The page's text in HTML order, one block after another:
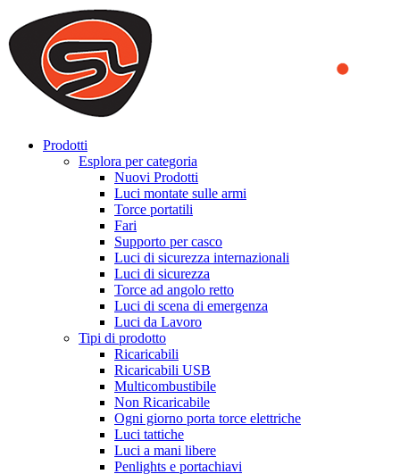
We use cookies to ensure that we provide you the best experience
on our website. By continuing to browse this website, you accept
that cookies are used to help us analyze how the website is used and
to offer you a better experience. To learn more or to find out how
you can disable cookies, you can access our
Prodotti
Esplora per categoria
Nuovi Prodotti
Luci montate sulle armi
Torce portatili
Fari
Supporto per casco
Luci di sicurezza internazionali
Luci di sicurezza
Torce ad angolo retto
Luci di scena di emergenza
Luci da Lavoro
Tipi di prodotto
Ricaricabili
Ricaricabili USB
Multicombustibile
Non Ricaricabile
Ogni giorno porta torce elettriche
Luci tattiche
Luci a mani libere
Penlights e portachiavi